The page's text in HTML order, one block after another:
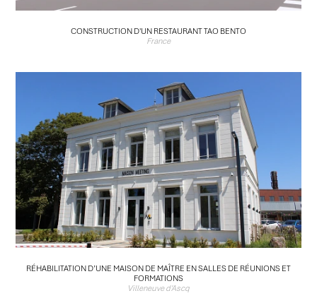
CONSTRUCTION D'UN RESTAURANT TAO BENTO
France
RÉHABILITATION D’UNE MAISON DE MAÎTRE EN SALLES DE RÉUNIONS ET
FORMATIONS
Villeneuve d'Ascq